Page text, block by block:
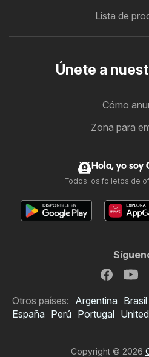
Lista de
Únete a
Cómo
Zona para
Hola, yo soy
Todos los folletos de
Otros países: Argentina Brasil
España Perú Portugal
Copyright © 2026